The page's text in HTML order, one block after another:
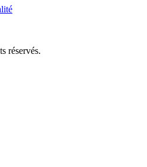
réservés.